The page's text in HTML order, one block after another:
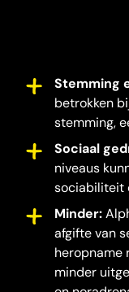
Stemming
betrokken
stemming,
Sociaal
niveaus
sociabiliteit
Minder:
afgifte van
heropname
minder